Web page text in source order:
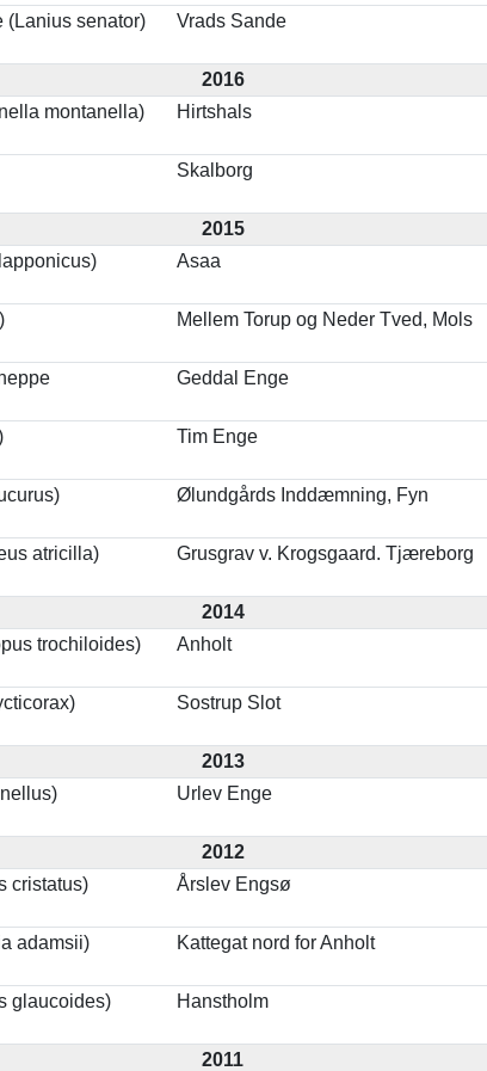
(Lanius senator) Vrads Sande
2016
montanella) Hirtshals
Skalborg
2015
Asaa
Mellem Torup og Neder Tved, Mols
Geddal Enge
Tim Enge
Ølundgårds Inddæmning, Fyn
atricilla) Grusgrav v. Krogsgaard. Tjæreborg
2014
trochiloides) Anholt
Sostrup Slot
2013
Urlev Enge
2012
cristatus) Årslev Engsø
adamsii) Kattegat nord for Anholt
glaucoides) Hanstholm
2011